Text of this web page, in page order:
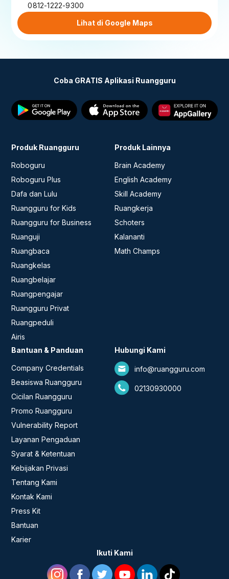
0812-1222-9300
Lihat di Google Maps
Coba GRATIS Aplikasi Ruangguru
Produk Ruangguru
Roboguru
Roboguru Plus
Dafa dan Lulu
Ruangguru for Kids
Ruangguru for Business
Ruanguji
Ruangbaca
Ruangkelas
Ruangbelajar
Ruangpengajar
Ruangguru Privat
Ruangpeduli
Airis
Produk Lainnya
Brain Academy
English Academy
Skill Academy
Ruangkerja
Schoters
Kalananti
Math Champs
Bantuan & Panduan
Company Credentials
Beasiswa Ruangguru
Cicilan Ruangguru
Promo Ruangguru
Vulnerability Report
Layanan Pengaduan
Syarat & Ketentuan
Kebijakan Privasi
Tentang Kami
Kontak Kami
Press Kit
Bantuan
Karier
Hubungi Kami
info@ruangguru.com
02130930000
Ikuti Kami